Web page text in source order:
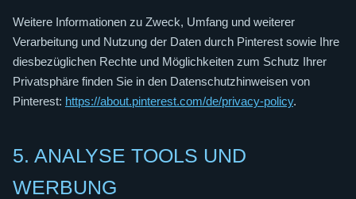
Weitere Informationen zu Zweck, Umfang und weiterer
Verarbeitung und Nutzung der Daten durch Pinterest sowie Ihre
diesbezüglichen Rechte und Möglichkeiten zum Schutz Ihrer
Privatsphäre finden Sie in den Datenschutzhinweisen von
Pinterest: https://about.pinterest.com/de/privacy-policy.
5. ANALYSE TOOLS UND
WERBUNG